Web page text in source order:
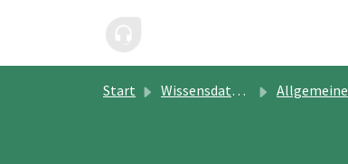
Start Wissensdatenbank Allgemeine Informationen